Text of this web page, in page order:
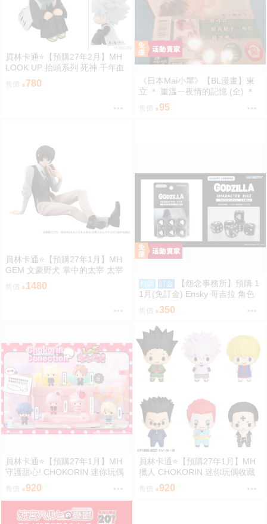
員林卡通⭐️【預購27年2月】MH
LOOK UP 抬頭系列 死神 千年血
戰篇 日番谷冬獅郎 0813
售價 780
《日本Mai小屋》【BL漫畫】東
立 ＊ 重溫一夜情的記憶 (全) ＊
作者：志々藤からり
售價 95
員林卡通⭐️【預購27年1月】MH
GEM 文豪野犬 掌中的太宰 太宰
治 0813
售價 1480 預購 訂金
【怨念事務所】預購 1
1月(免訂金) Ensky 哥吉拉 角色
骰子6入組 EN-D01 哥吉拉(1995)
0816
售價 350
員林卡通⭐️【預購27年1月】MH
守護甜心! CHOKORIN 迷你玩偶
收藏集 第1彈 中盒6入 0813
售價 920
員林卡通⭐️【預購27年1月】MH
獵人 CHOKORIN 迷你玩偶收藏
集 第1彈 中盒6入 0813
售價 920